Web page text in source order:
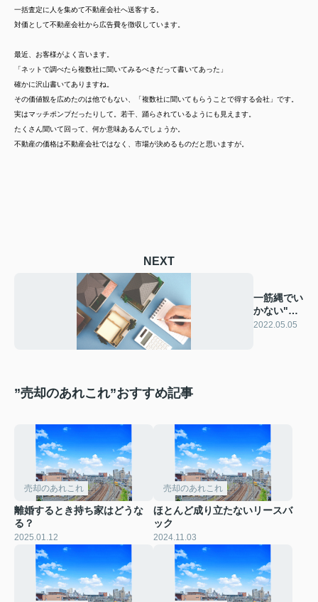
一括査定に人を集めて不動産会社へ送客する。
対価として不動産会社から広告費を徴収しています。
最近、お客様がよく言います。
「ネットで調べたら複数社に聞いてみるべきだって書いてあった」
確かに沢山書いてありますね。
その価値観を広めたのは他でもない、
「複数社に聞いてもらうことで得する会社」です。
実はマッチポンプだったりして。若干、踊らされているようにも見えます。
たくさん聞いて回って、何か意味あるんでしょうか。
不動産の価格は不動産会社ではなく、市場が決めるものだと思いますが。
NEXT
一筋縄でい
かない"仮
登記"
2022.05.05
”売却のあれこれ”おすすめ記事
売却のあれこれ
離婚するとき持ち家はどうな
る？
2025.01.12
売却のあれこれ
ほとんど成り立たないリースバ
ック
2024.11.03